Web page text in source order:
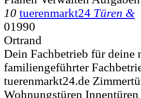
10 tuerenmarkt24 Türen &
01990
Ortrand
Dein Fachbetrieb für deine
familiengeführter
tuerenmarkt24.de
Wohnungstüren